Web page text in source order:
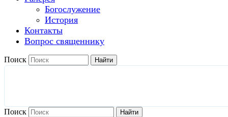
Богослужение
История
Контакты
Вопрос священнику
Поиск Найти
Поиск Найти